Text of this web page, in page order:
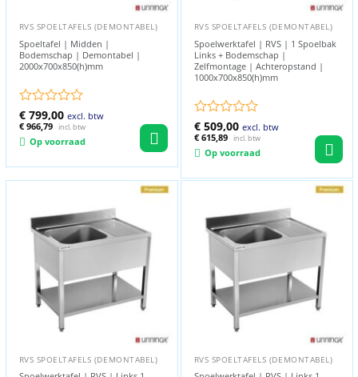
RVS SPOELTAFELS (DEMONTABEL)
Spoeltafel | Midden |
Bodemschap | Demontabel |
2000x700x850(h)mm
Gewaardeerd
0
uit
€799,00 excl. btw
€966,79 incl. btw
Op voorraad
RVS SPOELTAFELS (DEMONTABEL)
Spoelwerktafel | RVS | 1 Spoelbak
Links + Bodemschap |
Zelfmontage | Achteropstand |
1000x700x850(h)mm
Gewaardeerd
0
uit
€509,00 excl. btw
€615,89 incl. btw
Op voorraad
RVS SPOELTAFELS (DEMONTABEL) RVS SPOELTAFELS (DEMONTABEL)